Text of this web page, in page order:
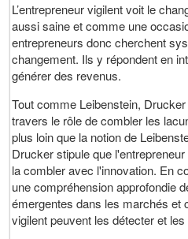
L’entrepreneur vigilent voit le
aussi saine et comme une
entrepreneurs donc cherchent
changement. Ils y répondent en
générer des revenus.
Tout comme Leibenstein,
travers le rôle de combler les
plus loin que la notion de
Drucker stipule que
la combler avec l'innovation. En
une compréhension approfondie
émergentes dans les marchés et
vigilent peuvent les détecter et les